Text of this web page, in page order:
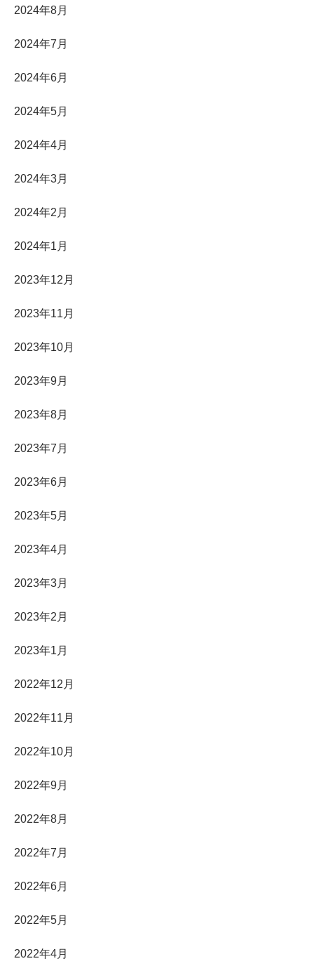
2024年8月
2024年7月
2024年6月
2024年5月
2024年4月
2024年3月
2024年2月
2024年1月
2023年12月
2023年11月
2023年10月
2023年9月
2023年8月
2023年7月
2023年6月
2023年5月
2023年4月
2023年3月
2023年2月
2023年1月
2022年12月
2022年11月
2022年10月
2022年9月
2022年8月
2022年7月
2022年6月
2022年5月
2022年4月